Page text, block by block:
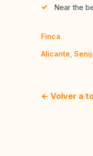
Near the
Finca
Alicante
← Volver a